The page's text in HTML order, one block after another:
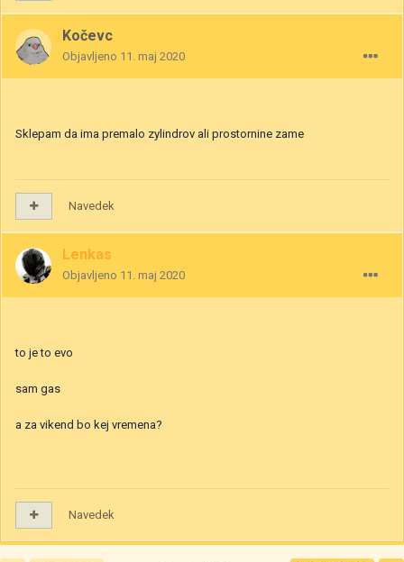
Kočevc
Objavljeno 11. maj 2020
Sklepam da ima premalo zylindrov ali prostornine zame
Navedek
Lenkas
Objavljeno 11. maj 2020
to je to evo
sam gas
a za vikend bo kej vremena?
Navedek